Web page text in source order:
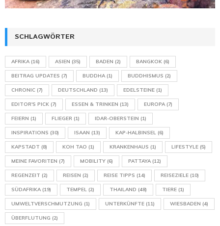
SCHLAGWÖRTER
AFRIKA(16) ASIEN (35) BADEN (2) BANGKOK (6)
BEITRAG UPDATES (7) BUDDHA(1) BUDDHISMUS (2)
CHRONIC (7) DEUTSCHLAND (13) EDELSTEINE (1)
EDITOR'S PICK (7) ESSEN & TRINKEN (13) EUROPA(7)
FEIERN (1) FLIEGER (1) IDAR-OBERSTEIN (1)
INSPIRATIONS (30) ISAAN (13) KAP-HALBINSEL (6)
KAPSTADT (8) KOH TAO (1) KRANKENHAUS (1) LIFESTYLE (5)
MEINE FAVORITEN (7) MOBILITY (6) PATTAYA(12)
REGENZEIT (2) REISEN (2) REISE TIPPS (14) REISEZIELE (10)
SÜDAFRIKA(19) TEMPEL (2) THAILAND (48) TIERE (1)
UMWELTVERSCHMUTZUNG (1) UNTERKÜNFTE (11) WIESBADEN (4)
ÜBERFLUTUNG (2)